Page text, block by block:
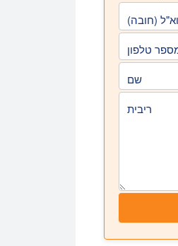
(חובה)
טלפון
שם
ריבית